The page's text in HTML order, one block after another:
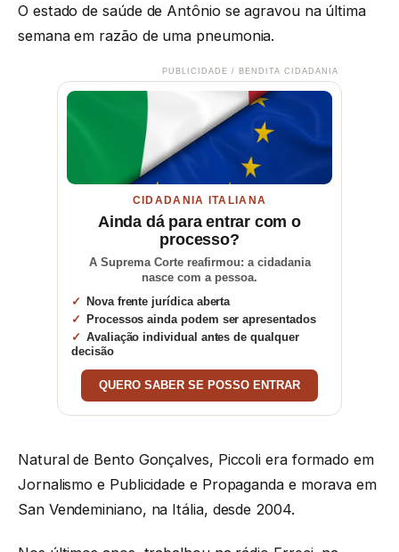
O estado de saúde de Antônio se agravou na última
semana em razão de uma pneumonia.
PUBLICIDADE / BENDITA CIDADANIA
CIDADANIA ITALIANA
Ainda dá para entrar com o
processo?
A Suprema Corte reafirmou: a cidadania
nasce com a pessoa.
Nova frente jurídica aberta
Processos ainda podem ser apresentados
Avaliação individual antes de qualquer
decisão
QUERO SABER SE POSSO ENTRAR
Natural de Bento Gonçalves, Piccoli era formado em
Jornalismo e Publicidade e Propaganda e morava em
San Vendeminiano, na Itália, desde 2004.